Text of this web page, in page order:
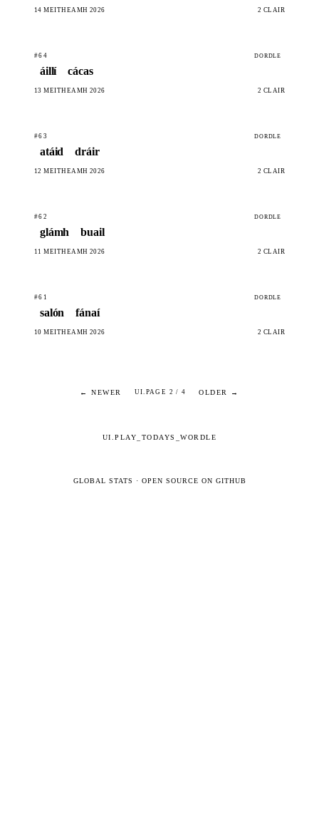
14 MEITHEAMH 2026 2 CLÁIR
#64 DORDLE
áillí cácas
13 MEITHEAMH 2026 2 CLÁIR
#63 DORDLE
atáid dráir
12 MEITHEAMH 2026 2 CLÁIR
#62 DORDLE
glámh buail
11 MEITHEAMH 2026 2 CLÁIR
#61 DORDLE
salón fánaí
10 MEITHEAMH 2026 2 CLÁIR
← NEWER UI.PAGE 2 / 4 OLDER →
UI.PLAY_TODAYS_WORDLE
GLOBAL STATS · OPEN SOURCE ON GITHUB